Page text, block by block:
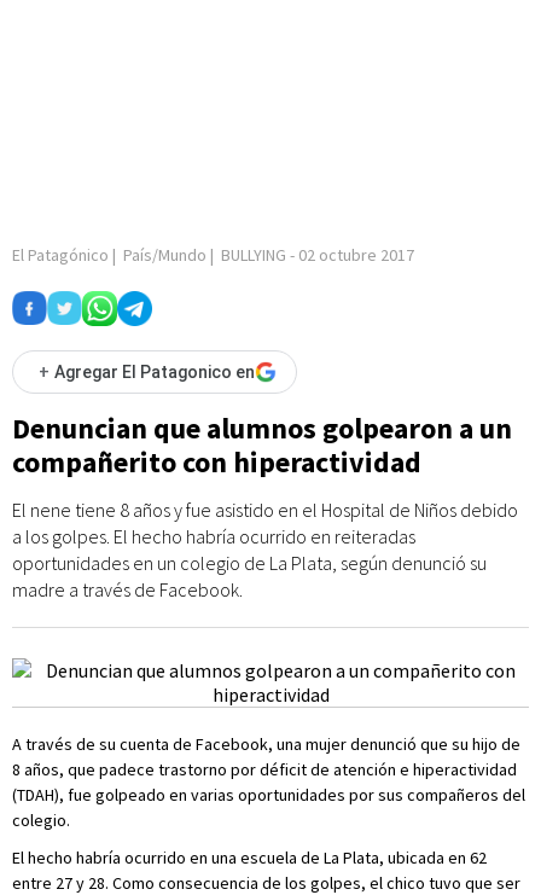
El Patagónico | País/Mundo | BULLYING - 02 octubre 2017
+ Agregar El Patagonico en
Denuncian que alumnos golpearon a un
compañerito con hiperactividad
El nene tiene 8 años y fue asistido en el Hospital de Niños debido
a los golpes. El hecho habría ocurrido en reiteradas
oportunidades en un colegio de La Plata, según denunció su
madre a través de Facebook.
A través de su cuenta de Facebook, una mujer denunció que su hijo de
8 años, que padece trastorno por déficit de atención e hiperactividad
(TDAH), fue golpeado en varias oportunidades por sus compañeros del
colegio.
El hecho habría ocurrido en una escuela de La Plata, ubicada en 62
entre 27 y 28. Como consecuencia de los golpes, el chico tuvo que ser